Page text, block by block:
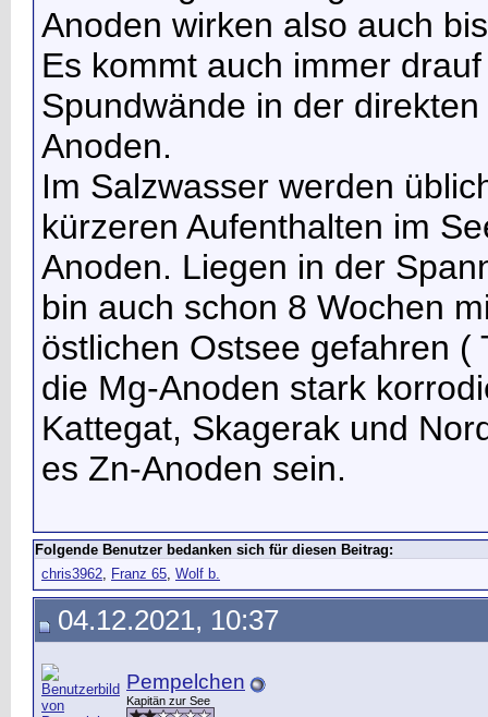
Anoden wirken also auch
Es kommt auch immer
Spundwände in der
Anoden.
Im Salzwasser werden
kürzeren Aufenthalten im
Anoden. Liegen in der
bin auch schon 8 Wochen
östlichen Ostsee gefahren
die Mg-Anoden stark
Kattegat, Skagerak und
es Zn-Anoden sein.
Folgende Benutzer bedanken sich für diesen Beitrag:
chris3962, Franz 65, Wolf b.
04.12.2021, 10:37
Pempelchen
Kapitän zur See